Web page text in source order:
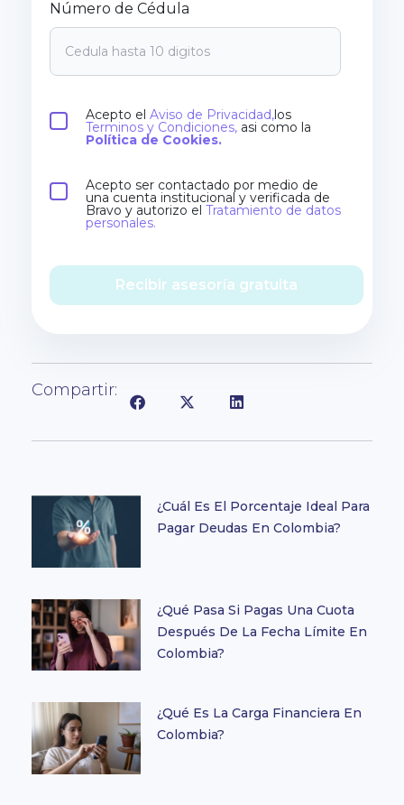
Número de Cédula
Acepto el Aviso de Privacidad,los
Terminos y Condiciones, asi como la
Política de Cookies.
Acepto ser contactado por medio de
una cuenta institucional y verificada de
Bravo y autorizo el Tratamiento de datos
personales.
Recibir asesoría gratuita
Compartir:
¿Cuál Es El Porcentaje Ideal Para
Pagar Deudas En Colombia?
¿Qué Pasa Si Pagas Una Cuota
Después De La Fecha Límite En
Colombia?
¿Qué Es La Carga Financiera En
Colombia?